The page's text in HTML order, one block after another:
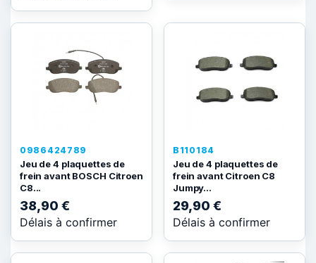
0986424789
Jeu de 4 plaquettes de
frein avant BOSCH Citroen
C8...
38,90 €
Délais à confirmer
B110184
Jeu de 4 plaquettes de
frein avant Citroen C8
Jumpy...
29,90 €
Délais à confirmer